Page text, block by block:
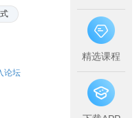
论坛
精选课程